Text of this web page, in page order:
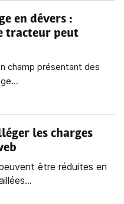
en dévers :
tracteur peut
champ présentant des
les charges
être réduites en